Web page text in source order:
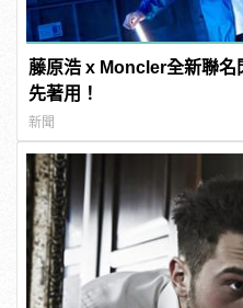
藤原浩 x Moncler全新聯
先著用！
新聞